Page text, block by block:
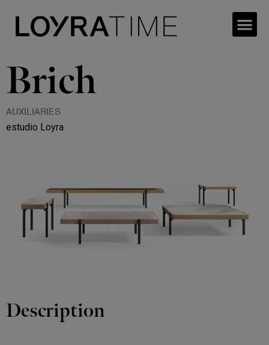
Brich
AUXILIARIES
estudio Loyra
Description